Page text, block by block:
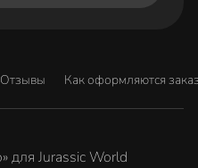
Отзывы Как оформляются
для Jurassic World